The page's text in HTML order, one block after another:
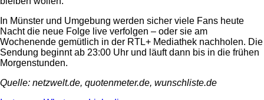
In Münster und Umgebung werden sicher viele Fans heute
Nacht die neue Folge live verfolgen – oder sie am
Wochenende gemütlich in der RTL+ Mediathek nachholen. Die
Sendung beginnt ab 23:00 Uhr und läuft dann bis in die frühen
Morgenstunden.
Quelle: netzwelt.de, quotenmeter.de, wunschliste.de